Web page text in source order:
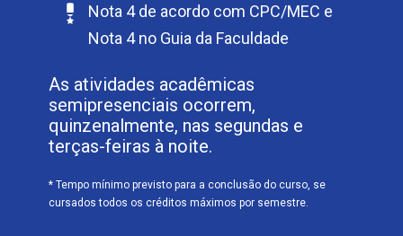
Nota 4 de acordo com CPC/MEC e
Nota 4 no Guia da Faculdade
As atividades acadêmicas
semipresenciais ocorrem,
quinzenalmente, nas segundas e
terças-feiras à noite.
* Tempo mínimo previsto para a conclusão do curso, se
cursados todos os créditos máximos por semestre.